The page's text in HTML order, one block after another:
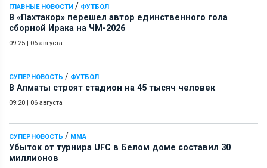
ГЛАВНЫЕ НОВОСТИ / ФУТБОЛ
В «Пахтакор» перешел автор единственного гола
сборной Ирака на ЧМ-2026
09:25 | 06 августа
СУПЕРНОВОСТЬ / ФУТБОЛ
В Алматы строят стадион на 45 тысяч человек
09:20 | 06 августа
СУПЕРНОВОСТЬ / ММА
Убыток от турнира UFC в Белом доме составил 30
миллионов